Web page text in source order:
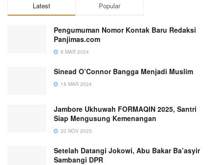
Latest Popular
Pengumuman Nomor Kontak Baru Redaksi
Panjimas.com
8 MAR 2024
Sinead O’Connor Bangga Menjadi Muslim
18 MAR 2024
Jambore Ukhuwah FORMAQIN 2025, Santri
Siap Mengusung Kemenangan
20 NOV 2025
Setelah Datangi Jokowi, Abu Bakar Ba’asyir
Sambangi DPR